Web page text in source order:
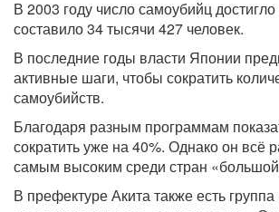
В 2003 году число самоубийц достигло
составило 34 тысячи 427 человек.
В последние годы власти Японии
активные шаги, чтобы сократить
самоубийств.
Благодаря разным программам
сократить уже на 40%. Однако он всё
самым высоким среди стран
В префектуре Акита также есть